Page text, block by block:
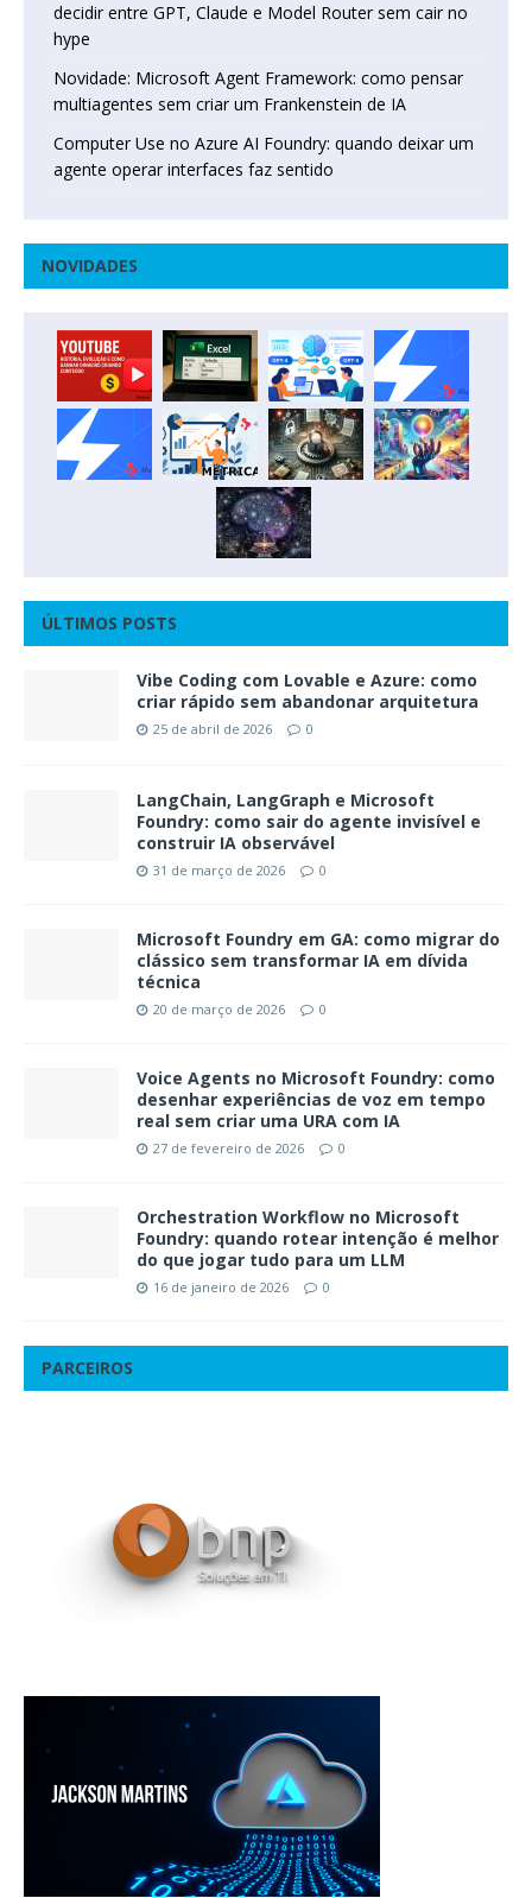
decidir entre GPT, Claude e Model Router sem cair no
hype
Novidade: Microsoft Agent Framework: como pensar
multiagentes sem criar um Frankenstein de IA
Computer Use no Azure AI Foundry: quando deixar um
agente operar interfaces faz sentido
NOVIDADES
ÚLTIMOS POSTS
Vibe Coding com Lovable e Azure: como
criar rápido sem abandonar arquitetura
25 de abril de 2026 0
LangChain, LangGraph e Microsoft
Foundry: como sair do agente invisível e
construir IA observável
31 de março de 2026 0
Microsoft Foundry em GA: como migrar do
clássico sem transformar IA em dívida
técnica
20 de março de 2026 0
Voice Agents no Microsoft Foundry: como
desenhar experiências de voz em tempo
real sem criar uma URA com IA
27 de fevereiro de 2026 0
Orchestration Workflow no Microsoft
Foundry: quando rotear intenção é melhor
do que jogar tudo para um LLM
16 de janeiro de 2026 0
PARCEIROS